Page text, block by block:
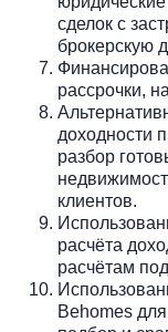
сделок с
брокерскую
рассрочки,
доходности
разбор
клиентов.
расчёта
расчётам
Behomes